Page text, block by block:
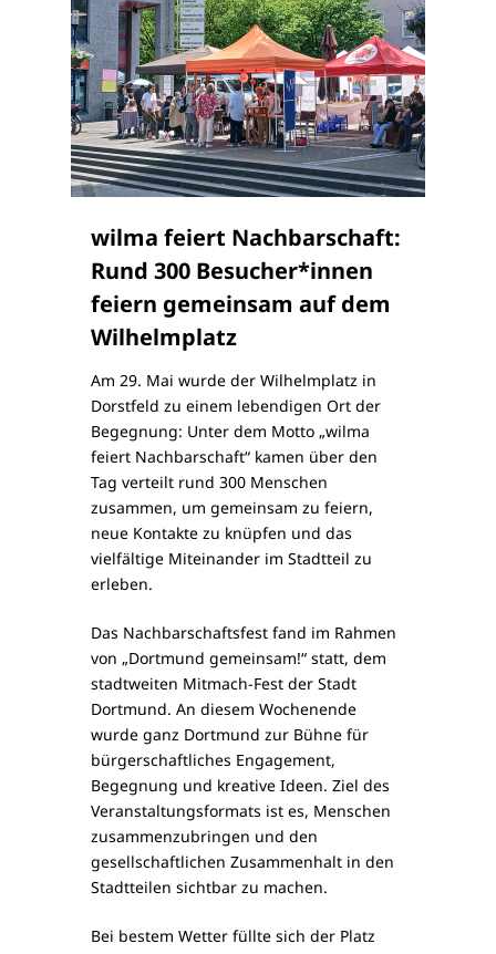
wilma feiert Nachbarschaft:
Rund 300 Besucher*innen
feiern gemeinsam auf dem
Wilhelmplatz
Am 29. Mai wurde der Wilhelmplatz in
Dorstfeld zu einem lebendigen Ort der
Begegnung: Unter dem Motto „wilma
feiert Nachbarschaft“ kamen über den
Tag verteilt rund 300 Menschen
zusammen, um gemeinsam zu feiern,
neue Kontakte zu knüpfen und das
vielfältige Miteinander im Stadtteil zu
erleben.
Das Nachbarschaftsfest fand im Rahmen
von „Dortmund gemeinsam!“ statt, dem
stadtweiten Mitmach-Fest der Stadt
Dortmund. An diesem Wochenende
wurde ganz Dortmund zur Bühne für
bürgerschaftliches Engagement,
Begegnung und kreative Ideen. Ziel des
Veranstaltungsformats ist es, Menschen
zusammenzubringen und den
gesellschaftlichen Zusammenhalt in den
Stadtteilen sichtbar zu machen.
Bei bestem Wetter füllte sich der Platz